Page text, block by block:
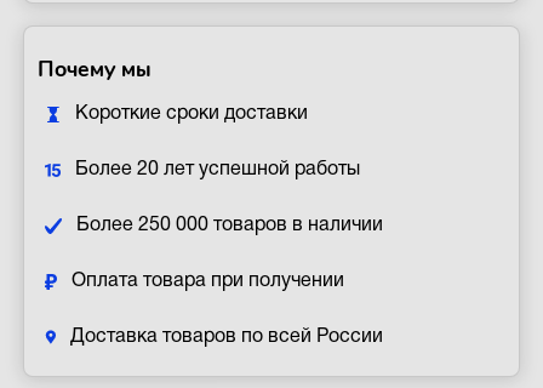
Почему мы
Короткие сроки доставки
Более 20 лет успешной работы
Более 250 000 товаров в наличии
Оплата товара при получении
Доставка товаров по всей России